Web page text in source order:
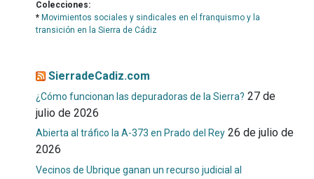
Colecciones:
* Movimientos sociales y sindicales en el franquismo y la
transición en la Sierra de Cádiz
SierradeCadiz.com
¿Cómo funcionan las depuradoras de la Sierra? 27 de
julio de 2026
Abierta al tráfico la A-373 en Prado del Rey 26 de julio de
2026
Vecinos de Ubrique ganan un recurso judicial al